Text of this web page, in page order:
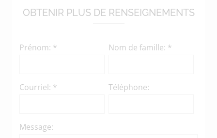
OBTENIR PLUS DE RENSEIGNEMENTS
Prénom: * Nom de famille: *
Courriel: * Téléphone:
Message: